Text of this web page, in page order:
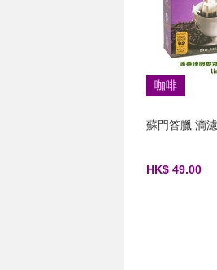
咖啡
蘇門答臘 滴
HK$ 49.00